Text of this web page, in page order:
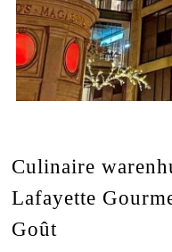
Culinaire
Lafayette
Goût